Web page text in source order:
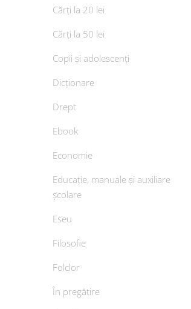
Cărți la 20 lei
Cărți la 50 lei
Copii și adolescenți
Dicționare
Drept
Ebook
Economie
Educație, manuale și auxiliare
școlare
Eseu
Filosofie
Folclor
În pregătire